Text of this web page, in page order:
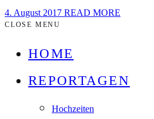
4. August 2017 READ MORE
CLOSE MENU
HOME
REPORTAGEN
Hochzeiten